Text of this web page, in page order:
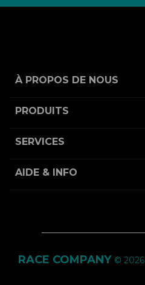
À PROPOS DE NOUS
PRODUITS
SERVICES
AIDE & INFO
RACE COMPANY © 2026